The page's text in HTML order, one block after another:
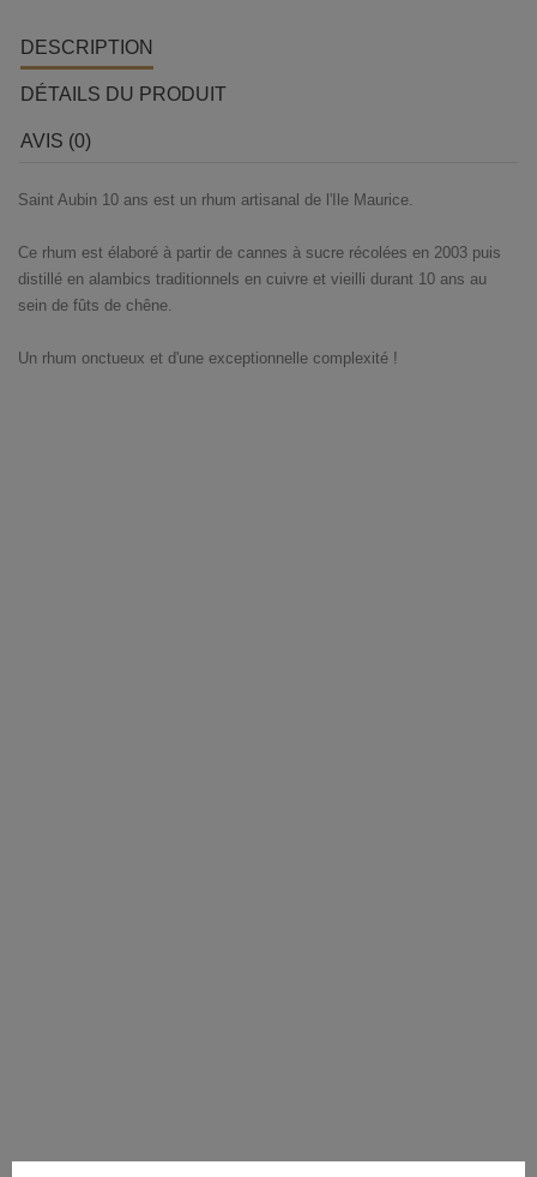
DESCRIPTION
DÉTAILS DU PRODUIT
AVIS (0)
Saint Aubin 10 ans est un rhum artisanal de l'Ile Maurice.
Ce rhum est élaboré à partir de cannes à sucre récolées en 2003 puis
distillé en alambics traditionnels en cuivre et vieilli durant 10 ans au
sein de fûts de chêne.
Un rhum onctueux et d'une exceptionnelle complexité !